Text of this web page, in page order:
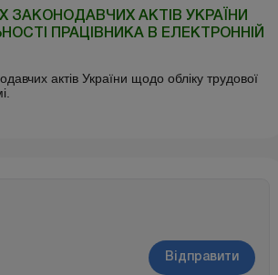
ЗАКОНОДАВЧИХ АКТІВ УКРАЇНИ
ПРАЦІВНИКА В ЕЛЕКТРОННІЙ
актів України щодо обліку трудової
Відправити